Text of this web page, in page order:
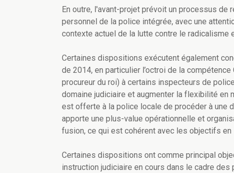
En outre, l'avant-projet prévoit un processus
personnel de la police intégrée, avec une
contexte actuel de la lutte contre le radicalisme
Certaines dispositions exécutent également
de 2014, en particulier l’octroi de la
procureur du roi) à certains inspecteurs de
domaine judiciaire et augmenter la flexibilité en
est offerte à la police locale de procéder à une
apporte une plus-value opérationnelle et
fusion, ce qui est cohérent avec les objectifs en
Certaines dispositions ont comme principal
instruction judiciaire en cours dans le cadre